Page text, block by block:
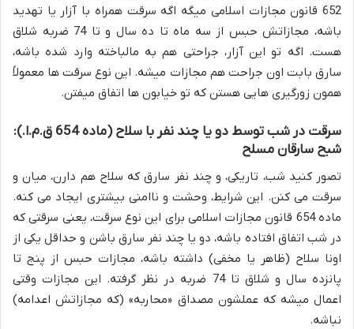
652 قانون مجازات اسلامی میگه اگه سرقت همراه با آزار یا تهدید
باشه، مجازاتش حبس از سه ماه تا ده سال و تا 74 ضربه شلاق
هست. اگه تو این آزار، جراحتی هم به مالباخته وارد شده باشه،
سارق بابت اون جراحت هم مجازات میشه. این نوع سرقت ها معمولاً
همون زورگیری هایی هستن که تو خیابون ها اتفاق میفتن.
سرقت در شب توسط دو یا چند نفر با سلاح (ماده 654 ق.م.ا.):
شبح سارقان مسلح
تصور کنید شب، تاریکی، و چند نفر سارق که سلاح هم دارن، میان و
سرقت می کنن. این شرایط، وحشت و ناامنی بیشتری ایجاد می کنه.
ماده 654 قانون مجازات اسلامی برای این نوع سرقت، یعنی سرقتی که
در شب اتفاق افتاده باشه، دو یا چند نفر سارق باشن و حداقل یکی از
اونا سلاح (ظاهر یا مخفی) داشته باشه، مجازات حبس از پنج تا
پانزده سال و شلاق تا 74 ضربه در نظر گرفته. این مجازات وقتی
اعمال میشه که عملشون مصداق «محاربه» (که مجازاتش اعدامه)
نباشه.